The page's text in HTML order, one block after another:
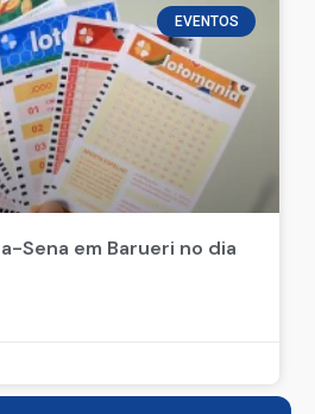
EVENTOS
Sena em Barueri no dia